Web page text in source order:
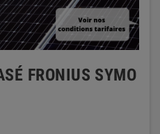
FRONIUS SYMO